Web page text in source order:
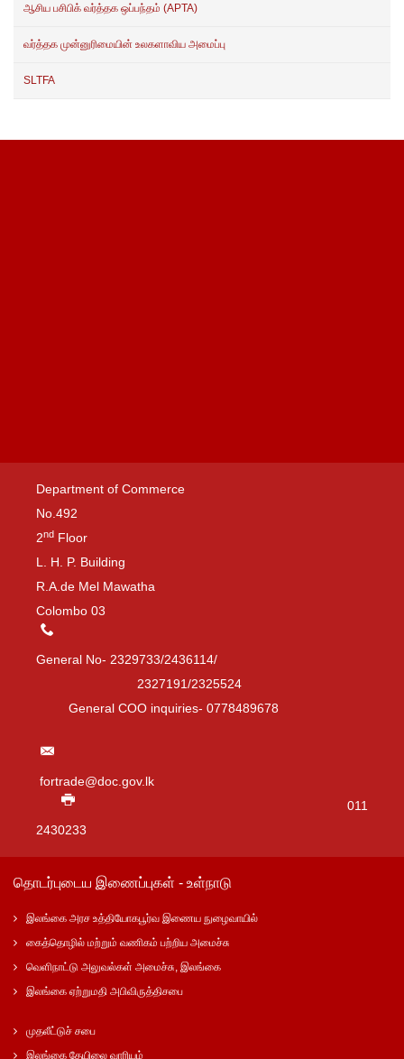
ஆசிய பசிபிக் வர்த்தக ஒப்பந்தம் (APTA)
வர்த்தக முன்னுரிமையின் உலகளாவிய அமைப்பு
SLTFA
Department of Commerce
No.492
2nd Floor
L. H. P. Building
R.A.de Mel Mawatha
Colombo 03
General No- 2329733/2436114/
2327191/2325524
General COO inquiries- 0778489678
fortrade@doc.gov.lk
011
2430233
தொடர்புடைய இணைப்புகள் - உள்நாடு
இலங்கை அரச உத்தியோகபூர்வ இணைய நுழைவாயில்
கைத்தொழில் மற்றும் வணிகம் பற்றிய அமைச்சு
வெளிநாட்டு அலுவல்கள் அமைச்சு, இலங்கை
இலங்கை ஏற்றுமதி அபிவிருத்திசபை
முதலீட்டுச் சபை
இலங்கை தேயிலை வாரியம்